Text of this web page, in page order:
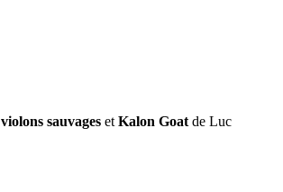
violons sauvages et Kalon Goat de Luc